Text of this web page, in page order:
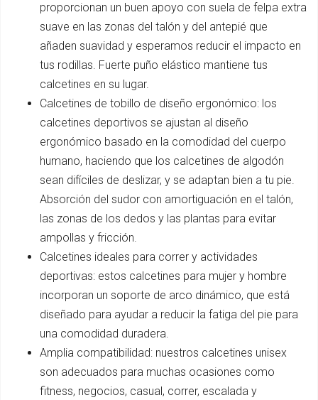
proporcionan un buen apoyo con suela de felpa extra
suave en las zonas del talón y del antepié que
añaden suavidad y esperamos reducir el impacto en
tus rodillas. Fuerte puño elástico mantiene tus
calcetines en su lugar.
Calcetines de tobillo de diseño ergonómico: los
calcetines deportivos se ajustan al diseño
ergonómico basado en la comodidad del cuerpo
humano, haciendo que los calcetines de algodón
sean difíciles de deslizar, y se adaptan bien a tu pie.
Absorción del sudor con amortiguación en el talón,
las zonas de los dedos y las plantas para evitar
ampollas y fricción.
Calcetines ideales para correr y actividades
deportivas: estos calcetines para mujer y hombre
incorporan un soporte de arco dinámico, que está
diseñado para ayudar a reducir la fatiga del pie para
una comodidad duradera.
Amplia compatibilidad: nuestros calcetines unisex
son adecuados para muchas ocasiones como
fitness, negocios, casual, correr, escalada y